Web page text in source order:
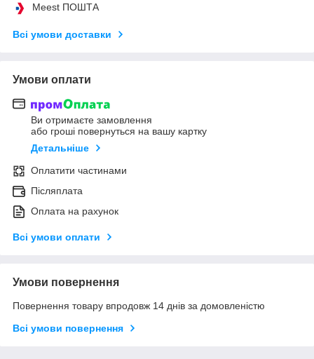
Meest ПОШТА
Всі умови доставки
Умови оплати
Ви отримаєте замовлення
або гроші повернуться на вашу картку
Детальніше
Оплатити частинами
Післяплата
Оплата на рахунок
Всі умови оплати
Умови повернення
Повернення товару впродовж 14 днів за домовленістю
Всі умови повернення